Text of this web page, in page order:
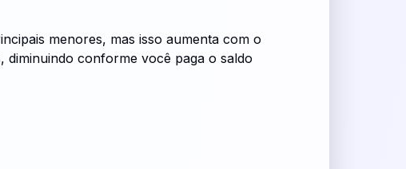
menores, mas isso aumenta com o
diminuindo conforme você paga o saldo